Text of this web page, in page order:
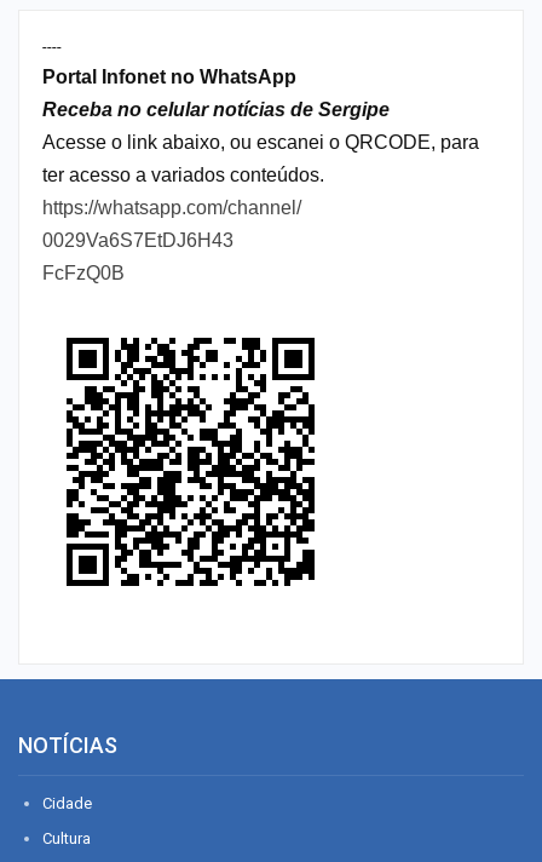
----
Portal Infonet no WhatsApp
Receba no celular notícias de Sergipe
Acesse o link abaixo, ou escanei o QRCODE, para
ter acesso a variados conteúdos.
https://whatsapp.com/channel/
0029Va6S7EtDJ6H43
FcFzQ0B
NOTÍCIAS
Cidade
Cultura